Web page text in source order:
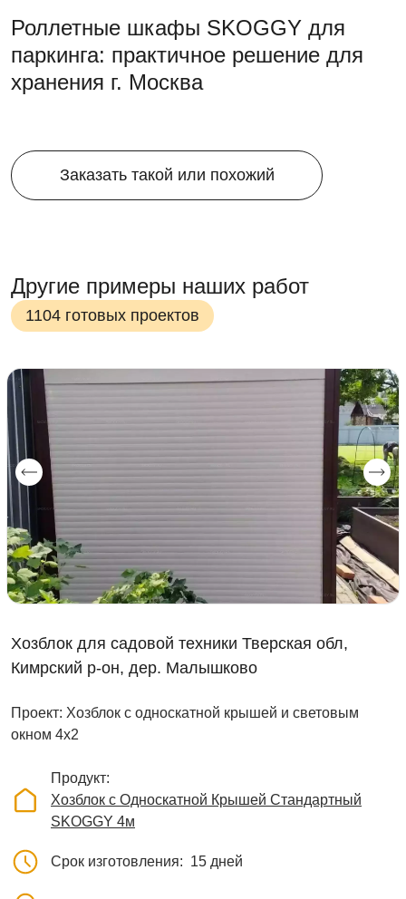
Роллетные шкафы SKOGGY для
паркинга: практичное решение для
хранения г. Москва
Заказать такой или похожий
Другие примеры наших работ
1104 готовых проектов
Хозблок для садовой техники Тверская обл,
Кимрский р-он, дер. Малышково
Проект: Хозблок с односкатной крышей и световым
окном 4х2
Продукт
Хозблок с Односкатной Крышей Стандартный
SKOGGY 4м
Срок изготовления 15 дней